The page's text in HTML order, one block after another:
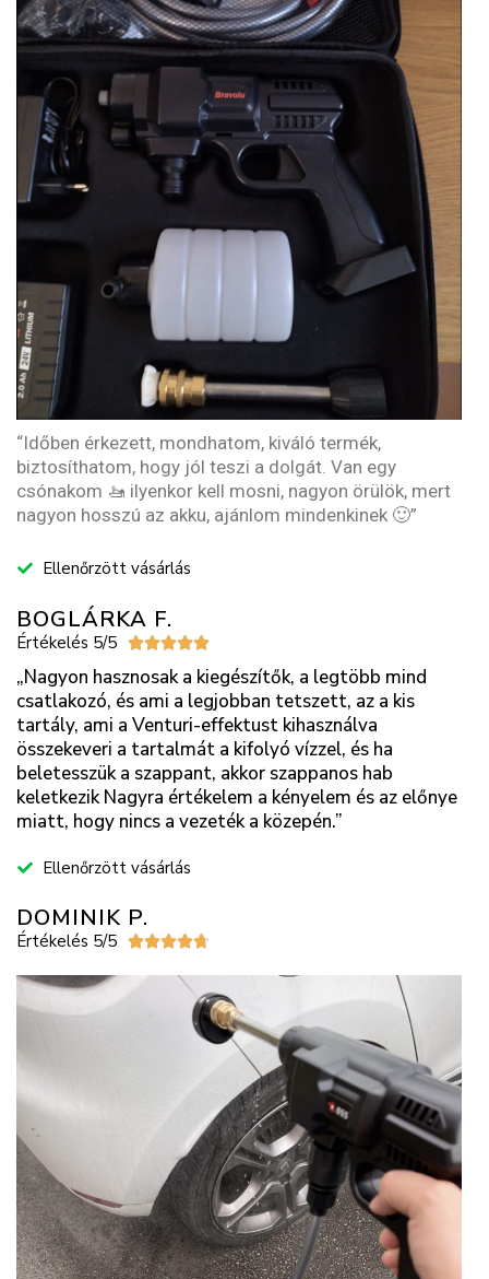
“Időben érkezett, mondhatom, kiváló termék,
biztosíthatom, hogy jól teszi a dolgát. Van egy
csónakom 🚤 ilyenkor kell mosni, nagyon örülök, mert
nagyon hosszú az akku, ajánlom mindenkinek 🙂”
Ellenőrzött vásárlás
BOGLÁRKA F.
Értékelés 5/5 
„Nagyon hasznosak a kiegészítők, a legtöbb mind
csatlakozó, és ami a legjobban tetszett, az a kis
tartály, ami a Venturi-effektust kihasználva
összekeveri a tartalmát a kifolyó vízzel, és ha
beletesszük a szappant, akkor szappanos hab
keletkezik Nagyra értékelem a kényelem és az előnye
miatt, hogy nincs a vezeték a közepén.”
Ellenőrzött vásárlás
DOMINIK P.
Értékelés 5/5 